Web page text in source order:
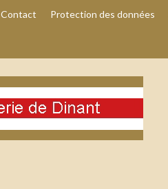
Contact Protection des données